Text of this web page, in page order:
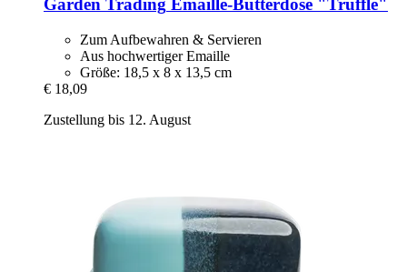
Garden Trading Emaille-​Butterdose "Truffle"
Zum Aufbewahren & Servieren
Aus hochwertiger Emaille
Größe: 18,5 x 8 x 13,5 cm
€ 18,09
Zustellung bis 12. August